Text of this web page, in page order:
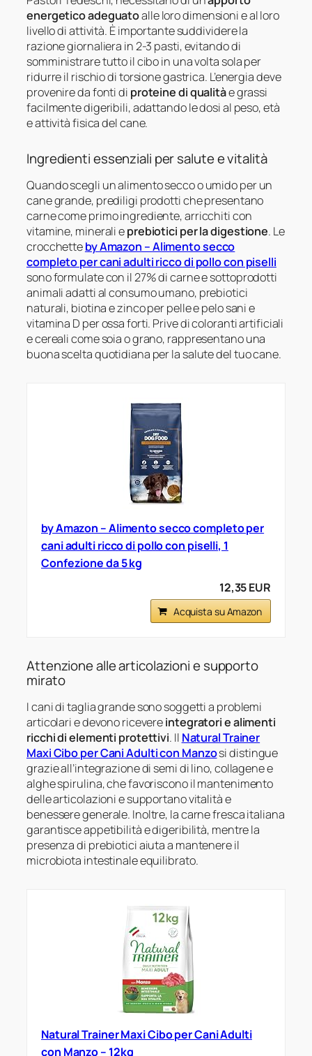
energetico adeguatoalle loro dimensioni e al loro
livello di attività. È importante suddividere la
razione giornaliera in 2-3 pasti, evitando di
somministrare tutto il cibo in una volta sola per
ridurre il rischio di torsione gastrica. L’energia deve
provenire da fonti di proteine di qualitàe grassi
facilmente digeribili, adattando le dosi al peso, età
e attività fisica del cane.
Ingredienti essenziali per salute e vitalità
Quando scegli un alimento secco o umido per un
cane grande, prediligi prodotti che presentano
carne come primo ingrediente, arricchiti con
vitamine, minerali eprebiotici per la digestione. Le
crocchetteby Amazon – Alimento secco
completo per cani adulti ricco di pollo con piselli
sono formulate con il 27% di carne e sottoprodotti
animali adatti al consumo umano, prebiotici
naturali, biotina e zinco per pelle e pelo sani e
vitamina D per ossa forti. Prive di coloranti artificiali
e cereali come soia o grano, rappresentano una
buona scelta quotidiana per la salute del tuo cane.
by Amazon – Alimento secco completo per
cani adulti ricco di pollo con piselli, 1
Confezione da 5 kg
12,35 EUR
Acquista su Amazon
Attenzione alle articolazioni e supporto
mirato
I cani di taglia grande sono soggetti a problemi
articolari e devono ricevereintegratori e alimenti
ricchi di elementi protettivi. Il Natural Trainer
Maxi Cibo per Cani Adulti con Manzosi distingue
grazie all’integrazione di semi di lino, collagene e
alghe spirulina, che favoriscono il mantenimento
delle articolazioni e supportano vitalità e
benessere generale. Inoltre, la carne fresca italiana
garantisce appetibilità e digeribilità, mentre la
presenza di prebiotici aiuta a mantenere il
microbiota intestinale equilibrato.
Natural Trainer Maxi Cibo per Cani Adulti
con Manzo – 12kg